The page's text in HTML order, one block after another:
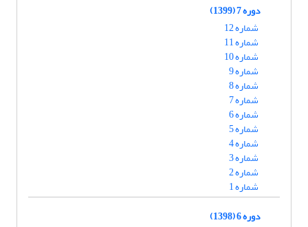
دوره 7 (1399)
شماره 12
شماره 11
شماره 10
شماره 9
شماره 8
شماره 7
شماره 6
شماره 5
شماره 4
شماره 3
شماره 2
شماره 1
دوره 6 (1398)